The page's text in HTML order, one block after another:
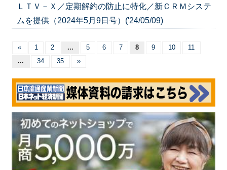
ＬＴＶ－Ｘ／定期解約の防止に特化／新ＣＲＭシステ
ムを提供（2024年5月9日号）('24/05/09)
« 1 2 ... 5 6 7 8 9 10
11
...
34 35 »